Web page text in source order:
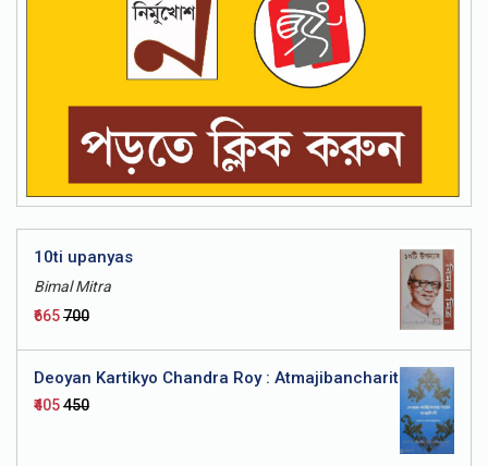
10ti upanyas
Bimal Mitra
₹665₹700
Deoyan Kartikyo Chandra Roy : Atmajibancharit
₹405₹450